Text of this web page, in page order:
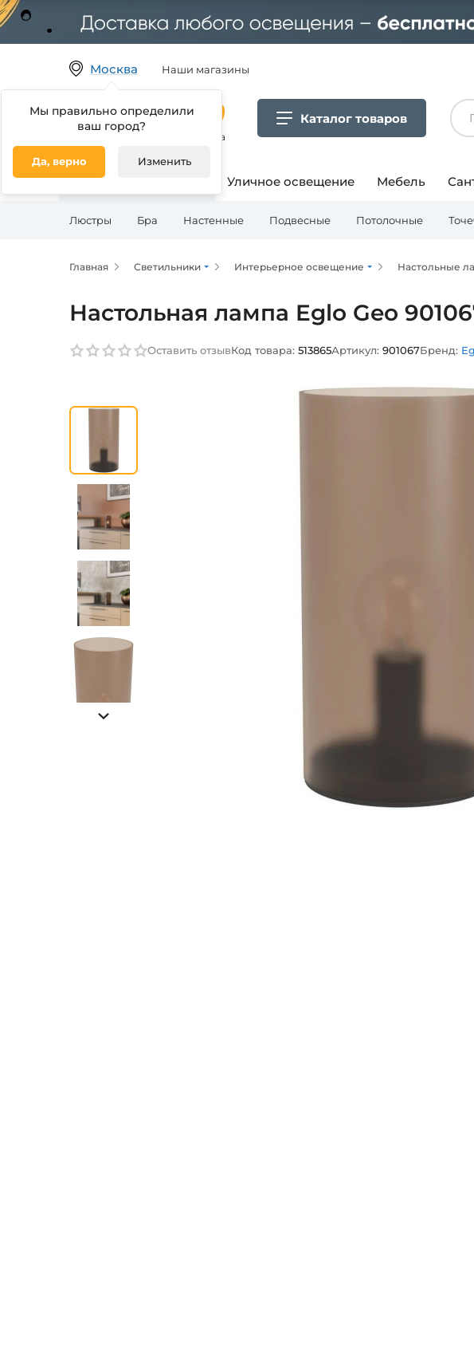
Москва
Мы правильно определили
ваш город?
Да, верно Изменить
Наши магазины
Гипермаркет товаров для дома
Каталог товаров
Освещение для дома Уличное освещение Мебель
Люстры Бра Настенные Подвесные Потолочные
Главная Светильники Интерьерное освещение Настольные
Настольная лампа Eglo Geo
Оставить отзывКод товара: 513865Артикул: 901067Бренд: